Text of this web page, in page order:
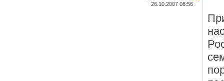
26.10.2007 08:56